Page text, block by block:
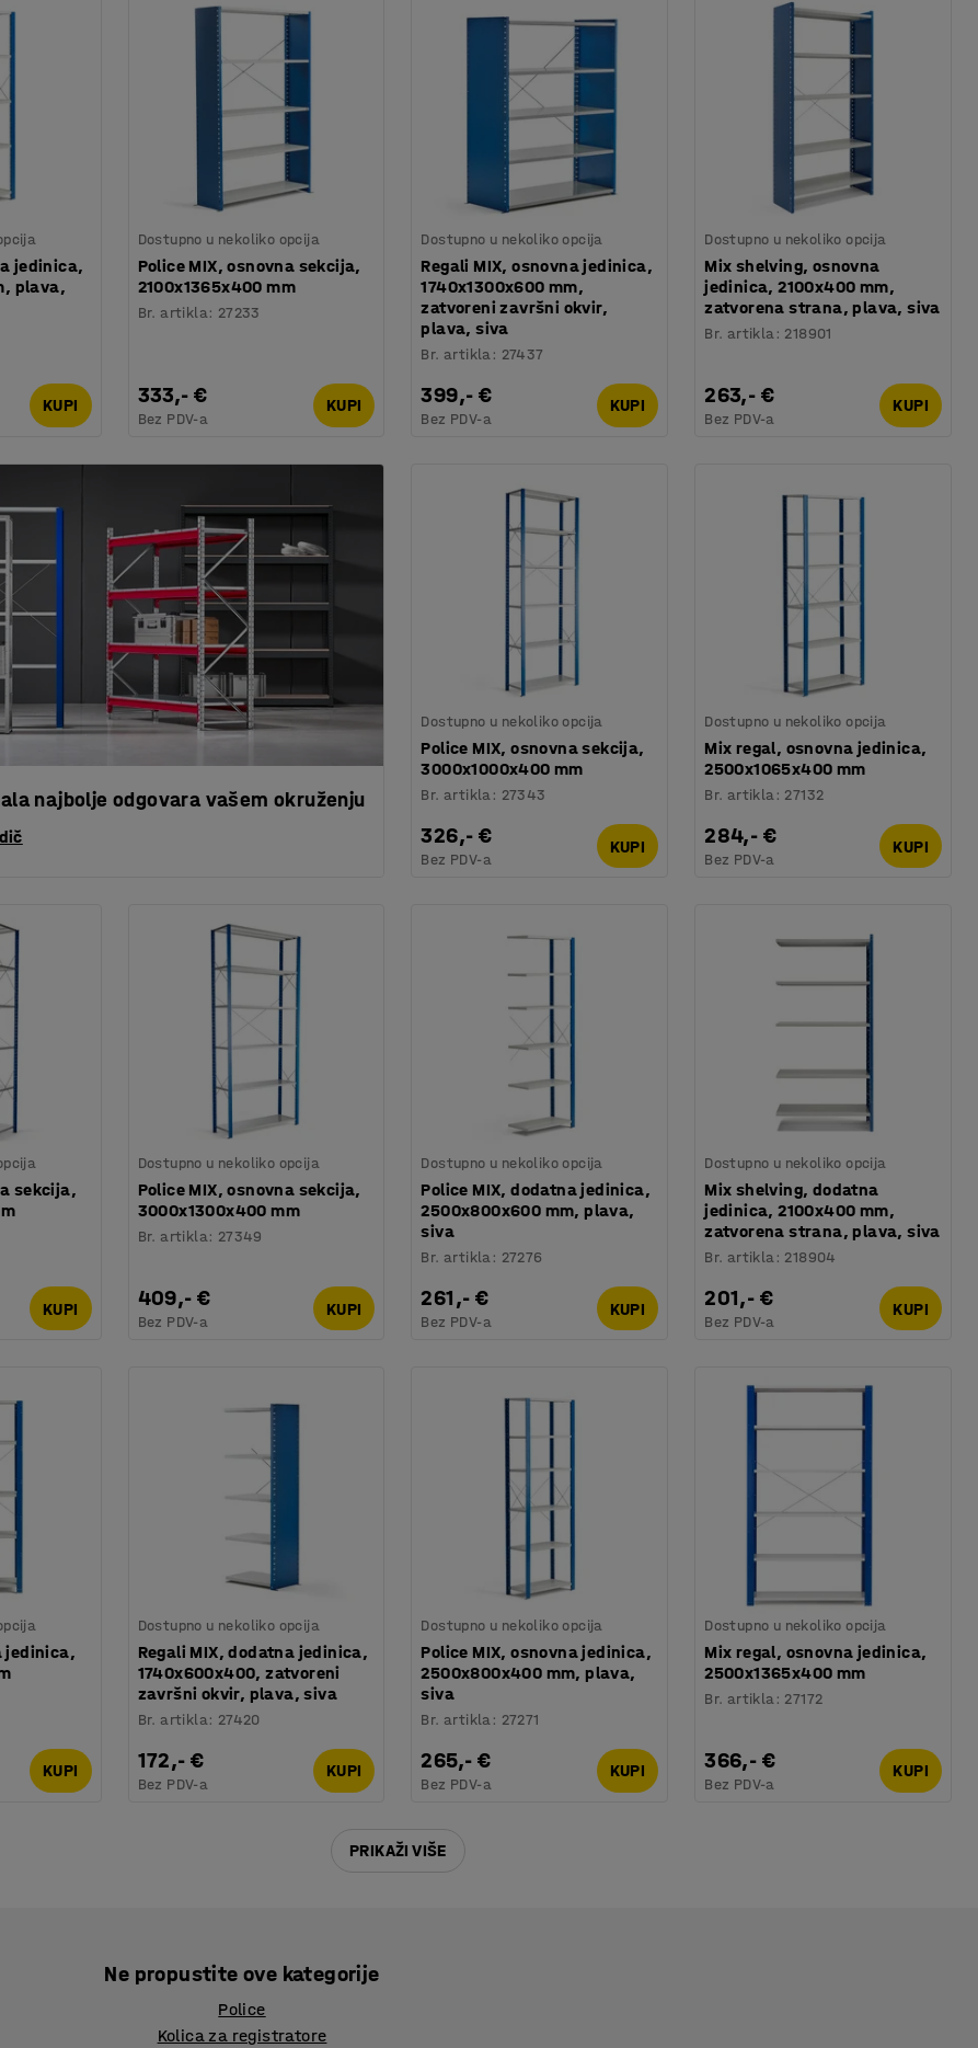
jedinica,
plava,
KUPI
Dostupno u nekoliko opcija
Police MIX, osnovna sekcija,
2100x1365x400 mm
Br. artikla: 27233
333,- €
Bez PDV-a
KUPI
Dostupno u nekoliko opcija
Regali MIX, osnovna jedinica,
1740x1300x600 mm,
zatvoreni završni okvir,
plava, siva
Br. artikla: 27437
399,- €
Bez PDV-a
KUPI
Dostupno u nekoliko opcija
Mix shelving, osnovna
jedinica, 2100x400 mm,
zatvorena strana, plava, siva
Br. artikla: 218901
263,- €
Bez PDV-a
KUPI
najbolje odgovara vašem okruženju
Dostupno u nekoliko opcija
Police MIX, osnovna sekcija,
3000x1000x400 mm
Br. artikla: 27343
326,- €
Bez PDV-a
KUPI
Dostupno u nekoliko opcija
Mix regal, osnovna jedinica,
2500x1065x400 mm
Br. artikla: 27132
284,- €
Bez PDV-a
KUPI
sekcija,
KUPI
Dostupno u nekoliko opcija
Police MIX, osnovna sekcija,
3000x1300x400 mm
Br. artikla: 27349
409,- €
Bez PDV-a
KUPI
Dostupno u nekoliko opcija
Police MIX, dodatna jedinica,
2500x800x600 mm, plava,
siva
Br. artikla: 27276
261,- €
Bez PDV-a
KUPI
Dostupno u nekoliko opcija
Mix shelving, dodatna
jedinica, 2100x400 mm,
zatvorena strana, plava, siva
Br. artikla: 218904
201,- €
Bez PDV-a
KUPI
jedinica,
KUPI
Dostupno u nekoliko opcija
Regali MIX, dodatna jedinica,
1740x600x400, zatvoreni
završni okvir, plava, siva
Br. artikla: 27420
172,- €
Bez PDV-a
KUPI
Dostupno u nekoliko opcija
Police MIX, osnovna jedinica,
2500x800x400 mm, plava,
siva
Br. artikla: 27271
265,- €
Bez PDV-a
KUPI
Dostupno u nekoliko opcija
Mix regal, osnovna jedinica,
2500x1365x400 mm
Br. artikla: 27172
366,- €
Bez PDV-a
KUPI
PRIKAŽI VIŠE
Ne propustite ove kategorije
Police
Kolica za registratore